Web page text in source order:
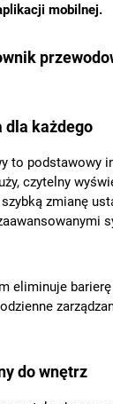
mobilnej.
dla każdego
to podstawowy
czytelny
zmianę
eliminuje
do wnętrz